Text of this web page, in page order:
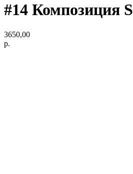
#14 Композиция S
3650,00
р.